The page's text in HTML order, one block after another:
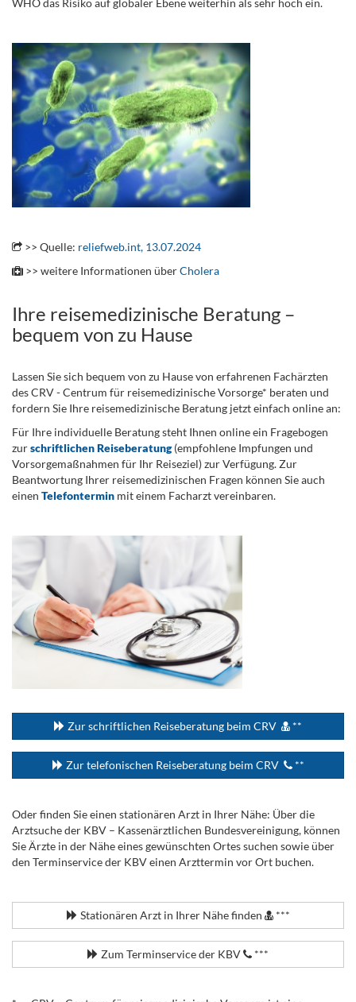
>> Quelle: reliefweb.int, 13.07.2024
>> weitere Informationen überCholera
Ihre reisemedizinische Beratung –
bequem von zu Hause
Lassen Sie sich bequem von zu Hause von erfahrenen Fachärzten
des CRV - Centrum für reisemedizinische Vorsorge* beraten und
fordern Sie Ihre reisemedizinische Beratung jetzt einfach online an:
Für Ihre individuelle Beratung steht Ihnen online ein Fragebogen
zurschriftlichen Reiseberatung(empfohlene Impfungen und
Vorsorgemaßnahmen für Ihr Reiseziel) zur Verfügung. Zur
Beantwortung Ihrer reisemedizinischen Fragen können Sie auch
einen Telefontermin mit einem Facharzt vereinbaren.
Zur schriftlichen Reiseberatung beim CRV **
Zur telefonischen Reiseberatung beim CRV **
Oder finden Sie einen stationären Arzt in Ihrer Nähe: Über die
Arztsuche der KBV – Kassenärztlichen Bundesvereinigung, können
Sie Ärzte in der Nähe eines gewünschten Ortes suchen sowie über
den Terminservice der KBV einen Arzttermin vor Ort buchen.
Stationären Arzt in Ihrer Nähe finden ***
Zum Terminservice der KBV ***